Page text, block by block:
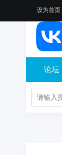
设为首页
论坛